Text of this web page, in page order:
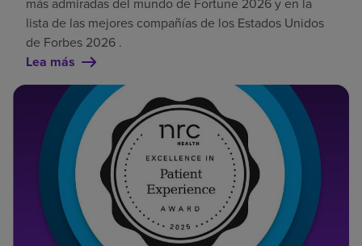
lista de las mejores compañías de los Estados Unidos
de Forbes 2026 .
Lea más